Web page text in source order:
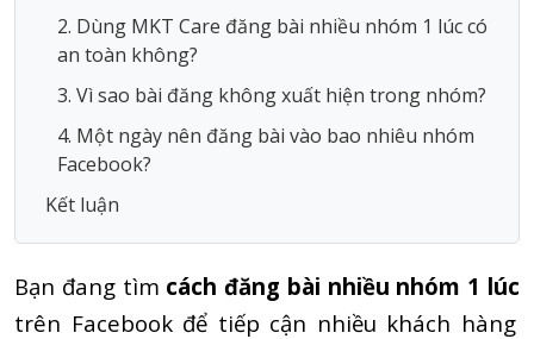
2. Dùng MKT Care đăng bài nhiều nhóm 1 lúc có
an toàn không?
3. Vì sao bài đăng không xuất hiện trong nhóm?
4. Một ngày nên đăng bài vào bao nhiêu nhóm
Facebook?
Kết luận
Bạn đang tìm cách đăng bài nhiều nhóm 1 lúc
trên Facebook để tiếp cận nhiều khách hàng